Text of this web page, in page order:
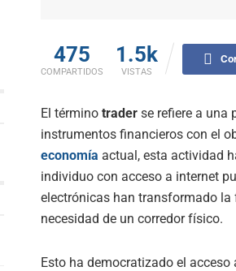
475
COMPARTIDOS
1.5k
VISTAS
El término trader se refiere a una
instrumentos financieros con el
economía actual, esta actividad
individuo con acceso a internet
electrónicas han transformado la
necesidad de un corredor físico.
Esto ha democratizado el